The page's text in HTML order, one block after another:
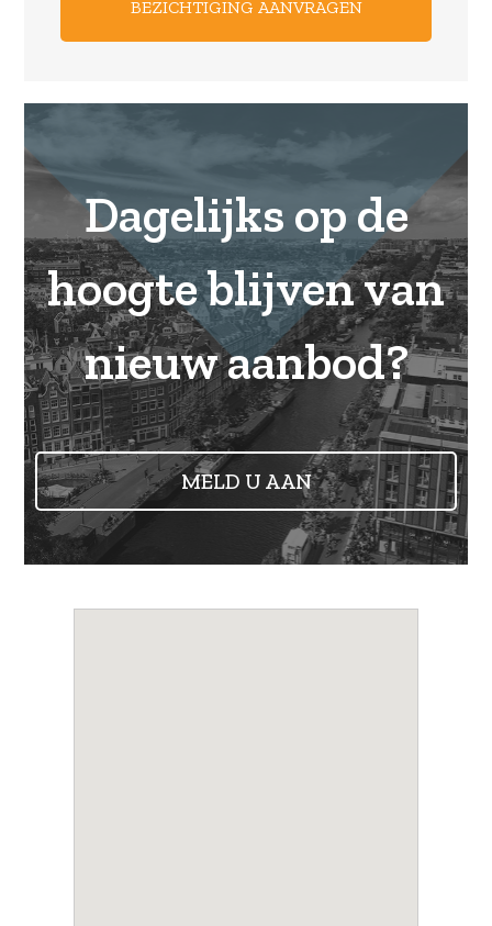
Dagelijks op de
hoogte blijven van
nieuw aanbod?
MELD U AAN